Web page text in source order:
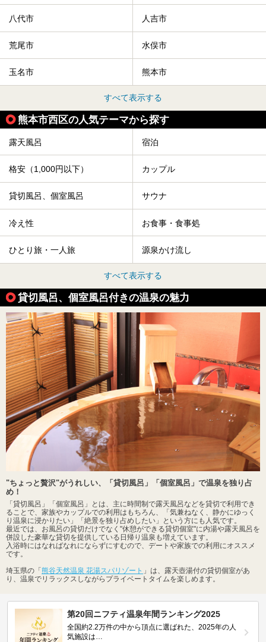
八代市 人吉市
荒尾市 水俣市
玉名市 熊本市
すべて表示する
熊本市西区の人気テーマから探す
露天風呂 宿泊
格安（1,000円以下） カップル
貸切風呂、個室風呂 サウナ
冷え性 お食事・食事処
ひとり旅・一人旅 源泉かけ流し
すべて表示する
貸切風呂、個室風呂付きの温泉の魅力
"ちょっと贅沢"がうれしい、「貸切風呂」「個室風呂」で温泉を独り占
め！
「貸切風呂」「個室風呂」とは、主に時間制で露天風呂などを貸切で利用でき
ることで、家族やカップルでの利用はもちろん、「気兼ねなく、静かにゆっく
り温泉に浸かりたい」「絶景を独り占めしたい」という方にも人気です。
最近では、お風呂の貸切だけでなく"休憩ができる貸切個室"に内湯や露天風呂を
併設した豪華な貸切を提供している日帰り温泉も増えています。
入浴時にはなればなれにならずにすむので、デートや家族での利用にオススメ
です。
埼玉県の「 熊谷天然温泉 花湯スパリゾート 」は、露天壺湯付の貸切個室があ
り、温泉でリラックスしながらプライベートタイムを楽しめます。
第20回ニフティ温泉年間ランキング2025
全国約2.2万件の中から頂点に選ばれた、2025年の人
気施設は…